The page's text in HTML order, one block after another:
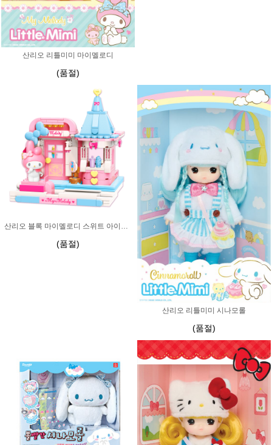
산리오 리틀미미 마이멜로디
(품절)
(품절)
산리오 리틀미미 시나모롤
(품절)